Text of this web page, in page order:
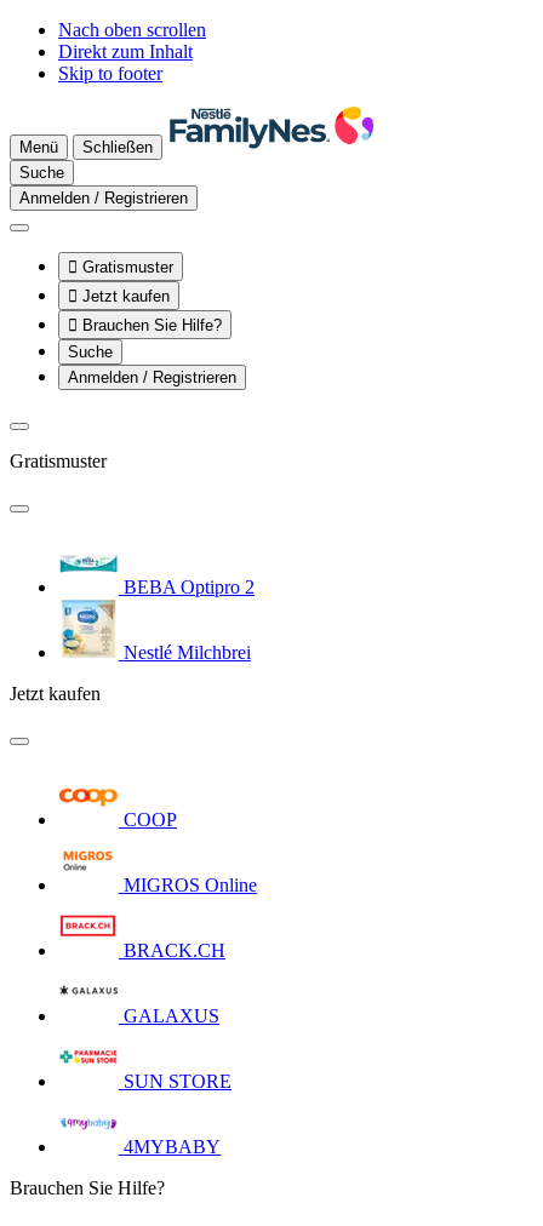
Nach oben scrollen
Direkt zum Inhalt
Skip to footer
Menü
Schließen
Suche
Anmelden / Registrieren
 Gratismuster
 Jetzt kaufen
 Brauchen Sie Hilfe?
Suche
Anmelden / Registrieren
Gratismuster
BEBA Optipro 2
Nestlé Milchbrei
Jetzt kaufen
COOP
MIGROS Online
BRACK.CH
GALAXUS
SUN STORE
4MYBABY
Brauchen Sie Hilfe?